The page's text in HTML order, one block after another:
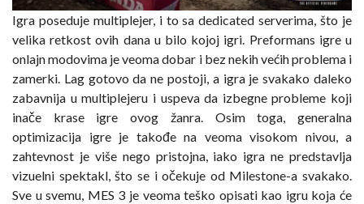
Igra poseduje multiplejer, i to sa dedicated serverima, što je
velika retkost ovih dana u bilo kojoj igri. Preformans igre u
onlajn modovima je veoma dobar i bez nekih većih problema i
zamerki. Lag gotovo da ne postoji, a igra je svakako daleko
zabavnija u multiplejeru i uspeva da izbegne probleme koji
inače krase igre ovog žanra. Osim toga, generalna
optimizacija igre je takođe na veoma visokom nivou, a
zahtevnost je više nego pristojna, iako igra ne predstavlja
vizuelni spektakl, što se i očekuje od Milestone-a svakako.
Sve u svemu, MES 3 je veoma teško opisati kao igru koja će